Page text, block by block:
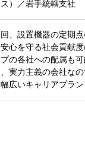
）／岩手統轄支社
、設置機器の定
心を守る社会貢献
の各社への配属も
実力主義の会社な
広いキャリアプラ